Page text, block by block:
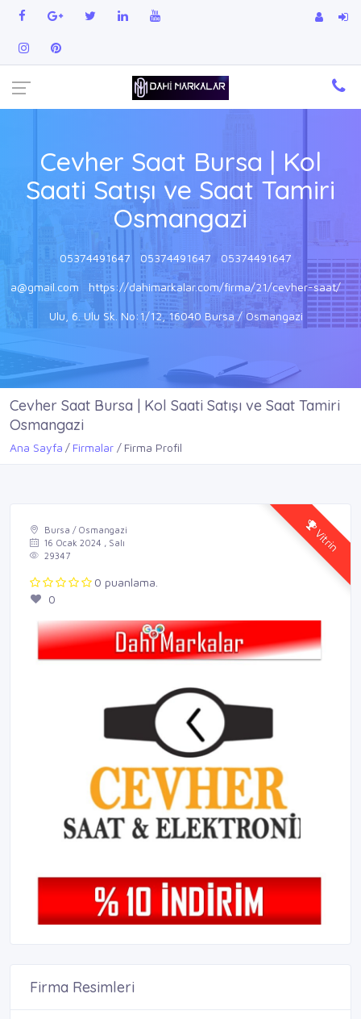
Cevher Saat Bursa | Kol
Saati Satışı ve Saat Tamiri
Osmangazi
05374491647 05374491647 05374491647
a@gmail.com https://dahimarkalar.com/firma/21/cevher-saat/
Ulu, 6. Ulu Sk. No:1/12, 16040 Bursa / Osmangazi
Cevher Saat Bursa | Kol Saati Satışı ve Saat Tamiri
Osmangazi
Ana Sayfa Firmalar Firma Profil
Vitrin
Bursa / Osmangazi
16 Ocak 2024 , Salı
29347
0 puanlama.
0
Firma Resimleri